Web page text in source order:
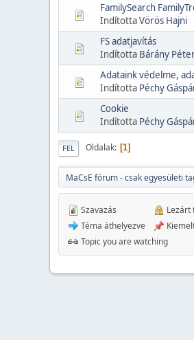
FamilySearch
IndítottaVörös Hajni
FS adatjavítás
Indította Bárány
Adataink védelme,
Indította Péchy
Cookie
Indította Péchy
FEL Oldalak 1
MaCsE fórum - csak egyesületi
Szavazás
Téma áthelyezve
Lezárt
Topic you are watching